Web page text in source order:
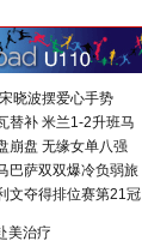
晓波摆爱心手势
替补 米兰1-2升班马
崩盘 无缘女单八强
巴萨双双爆冷负弱旅
文夺得排位赛第21冠
美治疗